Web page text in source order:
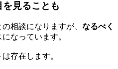
見ることも
相談になりますが、 なるべく
なっています。
存在します。